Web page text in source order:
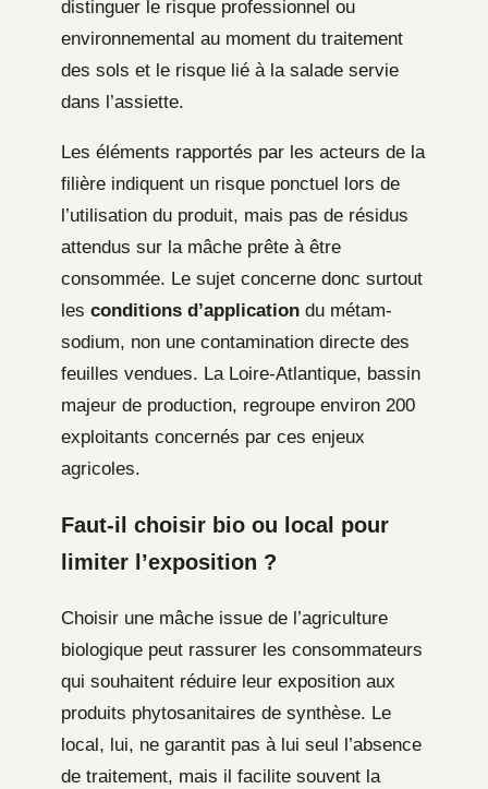
distinguer le risque professionnel ou
environnemental au moment du traitement
des sols et le risque lié à la salade servie
dans l’assiette.
Les éléments rapportés par les acteurs de la
filière indiquent un risque ponctuel lors de
l’utilisation du produit, mais pas de résidus
attendus sur la mâche prête à être
consommée. Le sujet concerne donc surtout
les conditions d’application du métam-
sodium, non une contamination directe des
feuilles vendues. La Loire-Atlantique, bassin
majeur de production, regroupe environ 200
exploitants concernés par ces enjeux
agricoles.
Faut-il choisir bio ou local pour
limiter l’exposition ?
Choisir une mâche issue de l’agriculture
biologique peut rassurer les consommateurs
qui souhaitent réduire leur exposition aux
produits phytosanitaires de synthèse. Le
local, lui, ne garantit pas à lui seul l’absence
de traitement, mais il facilite souvent la